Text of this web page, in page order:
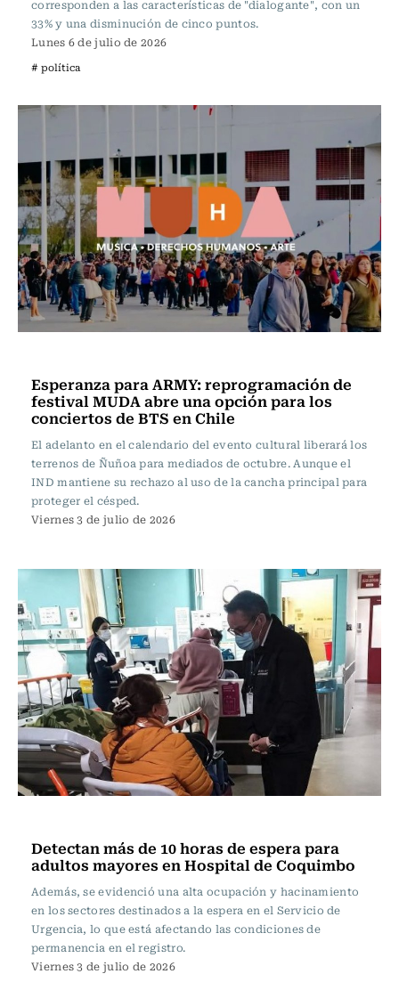
corresponden a las características de "dialogante", con un
33% y una disminución de cinco puntos.
Lunes 6 de julio de 2026
# política
Esperanza para ARMY: reprogramación de
festival MUDA abre una opción para los
conciertos de BTS en Chile
El adelanto en el calendario del evento cultural liberará los
terrenos de Ñuñoa para mediados de octubre. Aunque el
IND mantiene su rechazo al uso de la cancha principal para
proteger el césped.
Viernes 3 de julio de 2026
Detectan más de 10 horas de espera para
adultos mayores en Hospital de Coquimbo
Además, se evidenció una alta ocupación y hacinamiento
en los sectores destinados a la espera en el Servicio de
Urgencia, lo que está afectando las condiciones de
permanencia en el registro.
Viernes 3 de julio de 2026